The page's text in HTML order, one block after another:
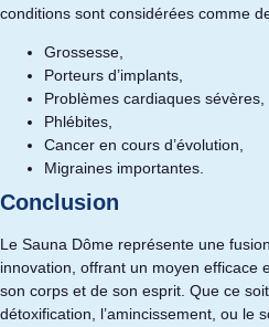
conditions sont considérées comme
Grossesse,
Porteurs d’implants,
Problèmes cardiaques sévères,
Phlébites,
Cancer en cours d’évolution,
Migraines importantes.
Conclusion
Le Sauna Dôme représente une
innovation, offrant un moyen efficace
son corps et de son esprit. Que ce
détoxification, l’amincissement, ou le